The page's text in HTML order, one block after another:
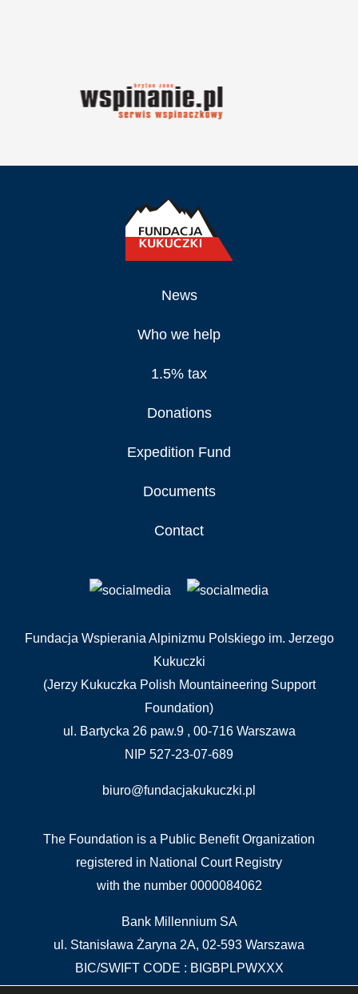
News
Who we help
1.5% tax
Donations
Expedition Fund
Documents
Contact
Fundacja Wspierania Alpinizmu Polskiego im. Jerzego
Kukuczki
(Jerzy Kukuczka Polish Mountaineering Support
Foundation)
ul. Bartycka 26 paw.9 , 00-716 Warszawa
NIP 527-23-07-689
biuro@fundacjakukuczki.pl
The Foundation is a Public Benefit Organization
registered in National Court Registry
with the number 0000084062
Bank Millennium SA
ul. Stanisława Żaryna 2A, 02-593 Warszawa
BIC/SWIFT CODE : BIGBPLPWXXX